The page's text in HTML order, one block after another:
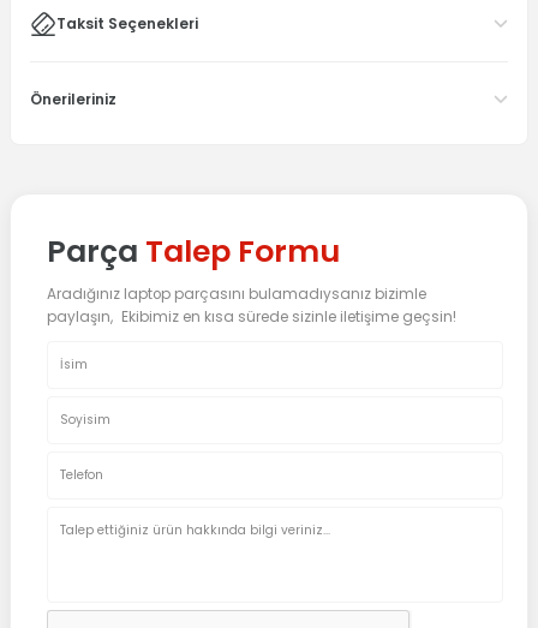
Taksit Seçenekleri
Önerileriniz
Parça Talep Formu
Aradığınız laptop parçasını bulamadıysanız bizimle
paylaşın, Ekibimiz en kısa sürede sizinle iletişime geçsin!